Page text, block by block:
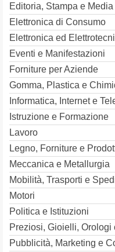
Editoria, Stampa e Media
Elettronica di Consumo
Elettronica ed
Eventi e Manifestazioni
Forniture per Aziende
Gomma, Plastica e
Informatica, Internet e
Istruzione e Formazione
Lavoro
Legno, Forniture e
Meccanica e Metallurgia
Mobilità, Trasporti e
Motori
Politica e Istituzioni
Preziosi, Gioielli, Orologi
Pubblicità, Marketing e